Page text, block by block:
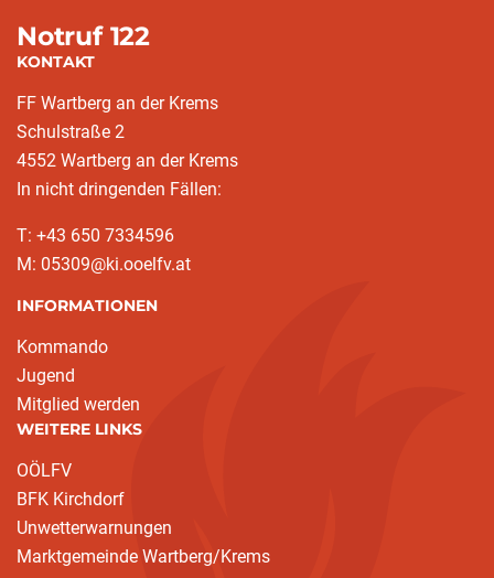
Notruf 122
KONTAKT
FF Wartberg an der Krems
Schulstraße 2
4552 Wartberg an der Krems
In nicht dringenden Fällen:
T: +43 650 7334596
M: 05309@ki.ooelfv.at
INFORMATIONEN
Kommando
Jugend
Mitglied werden
WEITERE LINKS
OÖLFV
BFK Kirchdorf
Unwetterwarnungen
Marktgemeinde Wartberg/Krems